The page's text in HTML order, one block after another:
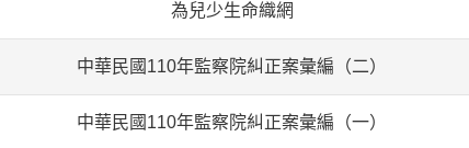
為兒少生命織網
中華民國110年監察院糾正案彙編（二）
中華民國110年監察院糾正案彙編（一）